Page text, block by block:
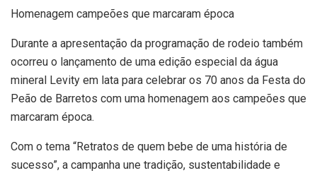
Homenagem campeões que marcaram época
Durante a apresentação da programação de rodeio também
ocorreu o lançamento de uma edição especial da água
mineral Levity em lata para celebrar os 70 anos da Festa do
Peão de Barretos com uma homenagem aos campeões que
marcaram época.
Com o tema “Retratos de quem bebe de uma história de
sucesso”, a campanha une tradição, sustentabilidade e